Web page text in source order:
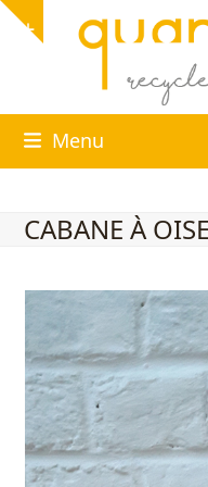
Skip
Show
Menu
CABANE À
Use
the
left
and
right
arrow
keys